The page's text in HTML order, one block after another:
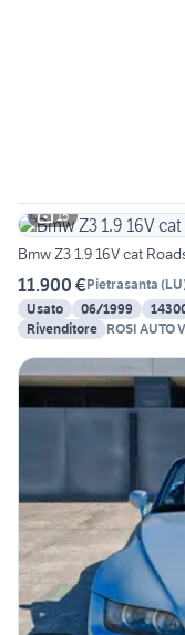
15
Bmw Z3 1.9 16V cat
11.900 €Pietrasanta (LU
Usato
06/1999
Rivenditore ROSI AUTO